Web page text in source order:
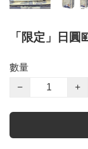
「限定」日
數量
−
+